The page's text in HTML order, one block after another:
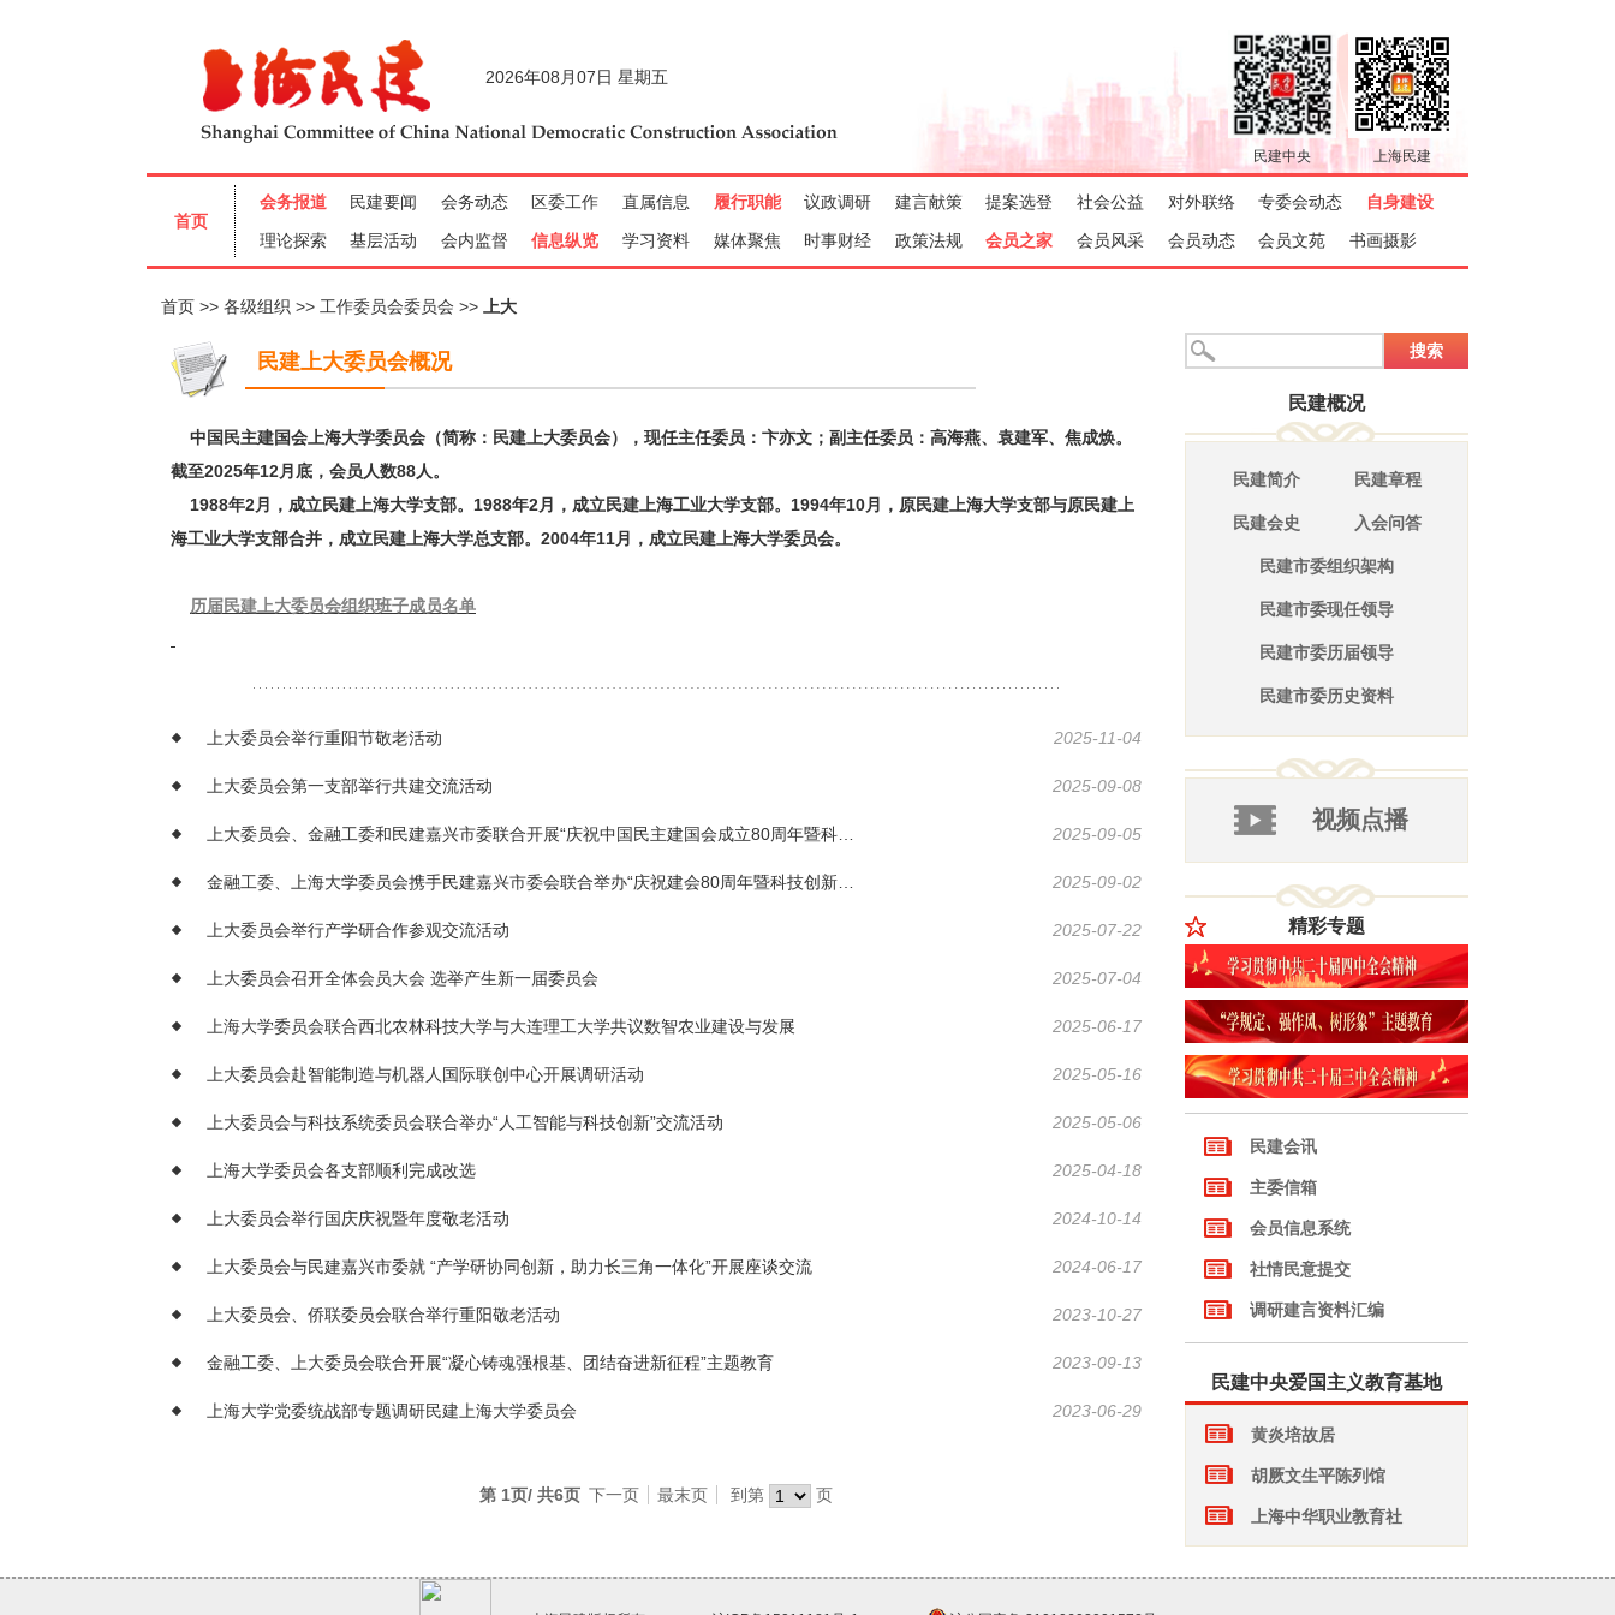
首页 各级组织 工作委员会委员会 上大
民建上大委员会概况
中国民主建国会上海大学委员会（简称：民建上大委员会），现任主任委员：卞亦文；副主任委员：高海燕、袁建军、焦成焕。
截至2025年12月底，会员人数88人。
1988年2月，成立民建上海大学支部。1988年2月，成立民建上海工业大学支部。1994年10月，原民建上海大学支部与原民建上
海工业大学支部合并，成立民建上海大学总支部。2004年11月，成立民建上海大学委员会。
历届民建上大委员会组织班子成员名单
上大委员会举行重阳节敬老活动 2025-11-04
上大委员会第一支部举行共建交流活动 2025-09-08
2025-09-05
2025-09-02
上大委员会举行产学研合作参观交流活动 2025-07-22
上大委员会召开全体会员大会 选举产生新一届委员会 2025-07-04
上海大学委员会联合西北农林科技大学与大连理工大学共议数智农业建设与发展 2025-06-17
上大委员会赴智能制造与机器人国际联创中心开展调研活动 2025-05-16
上大委员会与科技系统委员会联合举办“人工智能与科技创新”交流活动 2025-05-06
上海大学委员会各支部顺利完成改选 2025-04-18
上大委员会举行国庆庆祝暨年度敬老活动 2024-10-14
上大委员会与民建嘉兴市委就 “产学研协同创新，助力长三角一体化”开展座谈交流 2024-06-17
上大委员会、侨联委员会联合举行重阳敬老活动 2023-10-27
金融工委、上大委员会联合开展“凝心铸魂强根基、团结奋进新征程”主题教育 2023-09-13
上海大学党委统战部专题调研民建上海大学委员会 2023-06-29
第 1页/ 共6页 下一页 最末页 到第 页